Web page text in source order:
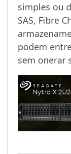
simples ou
SAS, Fibre
podem
sem onerar